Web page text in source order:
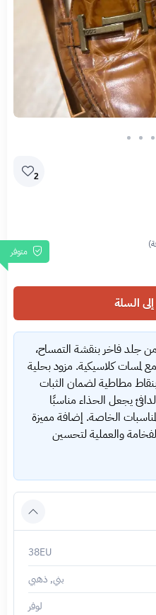
2
متوفر
جلد فاخر بنقشة التمساح،
لمسات كلاسيكية. مزود بحلية
مطاطية لضمان الثبات
الدافئ يجعل الحذاء مناسبًا
الخاصة. إضافة مميزة
والعملية لتحسين
38EU
بني, ذهبي
لوفر